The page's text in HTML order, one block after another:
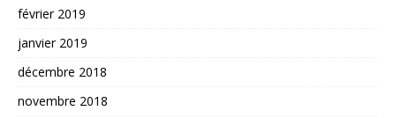
février 2019
janvier 2019
décembre 2018
novembre 2018